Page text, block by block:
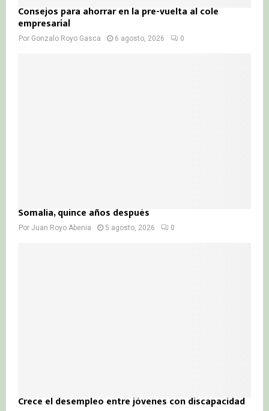
Consejos para ahorrar en la pre-vuelta al cole
empresarial
Por Gonzalo Royo Gasca 6 agosto, 2026 0
Somalia, quince años después
Por Juan Royo Abenia 5 agosto, 2026 0
Crece el desempleo entre jóvenes con discapacidad